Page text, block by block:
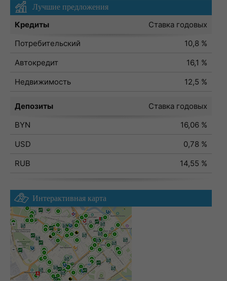
Лучшие предложения
Кредиты
Ставка годовых
Потребительский
10,8 %
Автокредит
16,1 %
Недвижимость
12,5 %
Депозиты
Ставка годовых
BYN
16,06 %
USD
0,78 %
RUB
14,55 %
Интерактивная карта